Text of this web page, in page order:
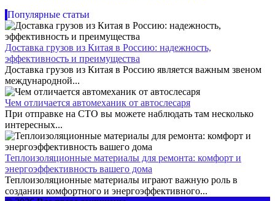
Популярные статьи
Доставка грузов из Китая в Россию: надежность,
эффективность и преимущества
Доставка грузов из Китая в Россию является важным звеном
международной...
Чем отличается автомеханик от автослесаря
При отправке на СТО вы можете наблюдать там несколько
интересных...
Теплоизоляционные материалы для ремонта: комфорт и
энергоэффективность вашего дома
Теплоизоляционные материалы играют важную роль в
создании комфортного и энергоэффективного...